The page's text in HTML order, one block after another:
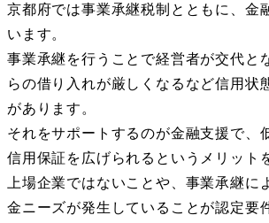
京都府では事業承継税制とともに、金
います。
事業承継を行うことで経営者が交代と
らの借り入れが厳しくなるなど信用状
があります。
それをサポートするのが金融支援で、
信用保証を広げられるというメリット
上場企業ではないことや、事業承継に
金ニーズが発生していることが認定要